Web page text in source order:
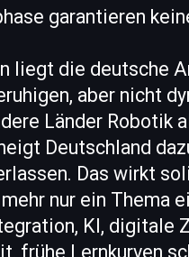
garantieren
liegt die deutsche
aber nicht
Länder
Deutschland
Das wirkt
nur ein Thema
KI, digitale
frühe Lernkurven